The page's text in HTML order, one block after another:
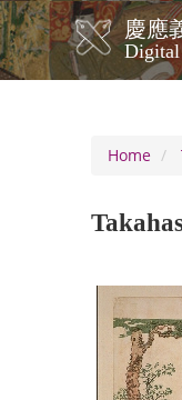
Skip
to
main
content
慶應
メ
イ
ビ
シ
ン
Home